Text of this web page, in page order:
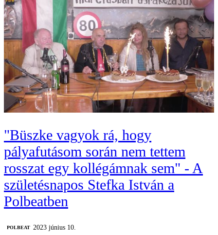
"Büszke vagyok rá, hogy
pályafutásom során nem tettem
rosszat egy kollégámnak sem" - A
születésnapos Stefka István a
Polbeatben
‎POLBEAT
2023 június 10.